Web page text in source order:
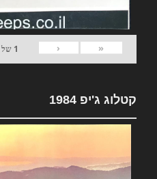
«
‹
1 של
קטלוג ג'יפ 1984